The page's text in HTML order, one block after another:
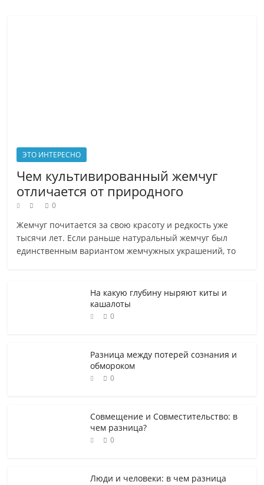
ЭТО ИНТЕРЕСНО
Чем культивированный жемчуг
отличается от природного
0
Жемчуг почитается за свою красоту и редкость уже
тысячи лет. Если раньше натуральный жемчуг был
единственным вариантом жемчужных украшений, то
На какую глубину ныряют киты и
кашалоты
0
Разница между потерей сознания и
обмороком
0
Совмещение и Совместительство: в
чем разница?
0
Люди и человеки: в чем разница